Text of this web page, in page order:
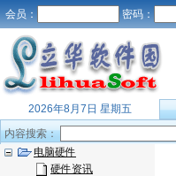
会员： 密码：
2026年8月7日 星期五
内容搜索：
电脑硬件
硬件资讯